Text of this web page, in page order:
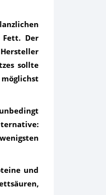
Fett. Der
sollte
und